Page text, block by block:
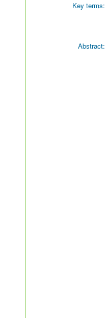
Key terms:
Abstract: